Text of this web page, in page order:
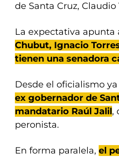
de Santa Cruz,
La expectativa apunta
Chubut, Ignacio
tienen una senadora
Desde el oficialismo
ex gobernador de
mandatario Raúl Jalil,
peronista.
En forma paralela, el